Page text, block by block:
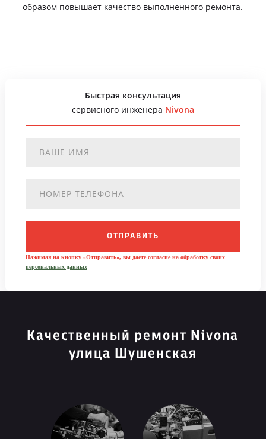
образом повышает качество выполненного ремонта.
Быстрая консультация
сервисного инженера Nivona
ОТПРАВИТЬ
Нажимая на кнопку «Отправить», вы даете согласие на обработку своих
персональных данных
Качественный ремонт Nivona
улица Шушенская